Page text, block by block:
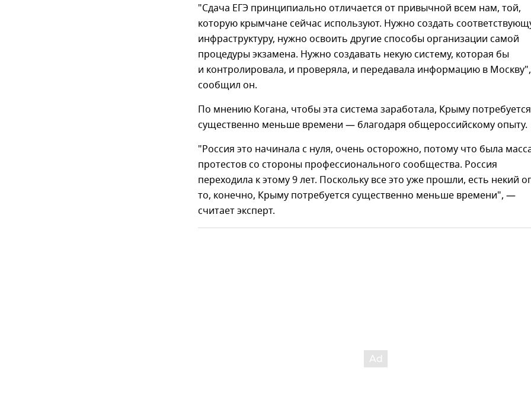
"Сдача ЕГЭ принципиально отличается от привычной всем нам, той,
которую крымчане сейчас используют. Нужно создать
инфраструктуру, нужно освоить другие способы организации самой
процедуры экзамена. Нужно создавать некую систему, которая бы
и контролировала, и проверяла, и передавала информацию в
сообщил он.
По мнению Когана, чтобы эта система заработала, Крыму потребуется
существенно меньше времени — благодаря общероссийскому опыту.
"Россия это начинала с нуля, очень осторожно, потому что была
протестов со стороны профессионального сообщества. Россия
переходила к этому 9 лет. Поскольку все это уже прошли, есть некий
то, конечно, Крыму потребуется существенно меньше времени", —
считает эксперт.